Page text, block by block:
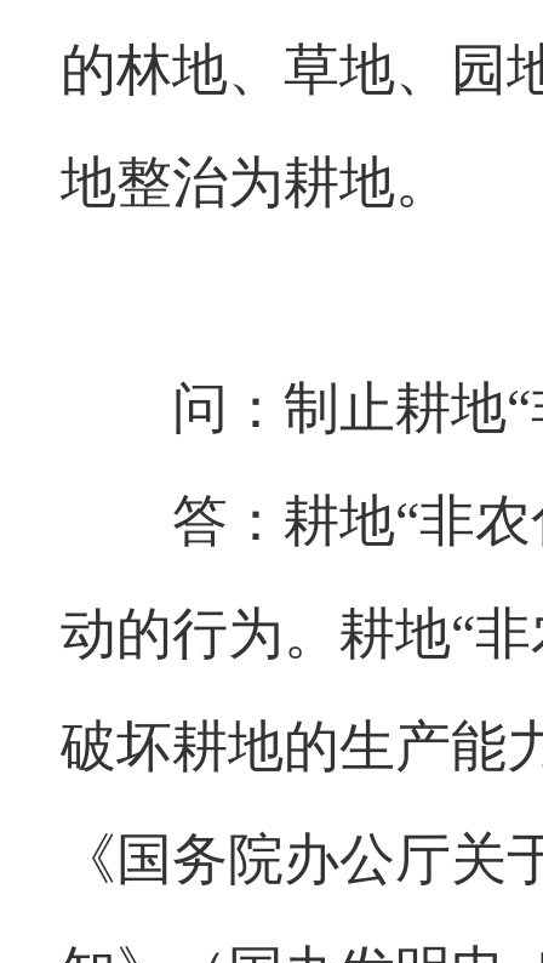
的林地、草地、园
地整治为耕地。
问：制止耕地
答：耕地“非
动的行为。耕地“
破坏耕地的生产能
《国务院办公厅